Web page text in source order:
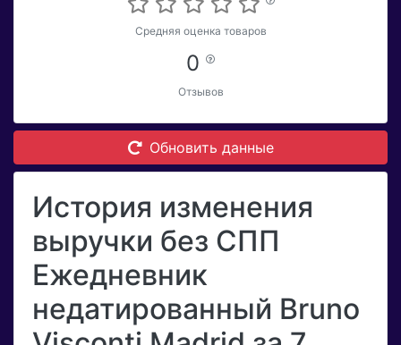
Средняя оценка товаров
0
Отзывов
Обновить данные
История изменения
выручки без СПП
Ежедневник
недатированный Bruno